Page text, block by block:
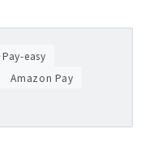
Pay-easy
Amazon Pay